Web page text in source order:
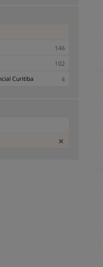
146
102
Curitiba
4